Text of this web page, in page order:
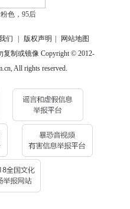
色，95后
们 版权声明
网站地图
制或镜像 Copyright © 2012-
All rights reserved.